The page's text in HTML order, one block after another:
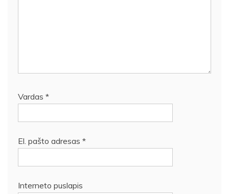
Vardas *
El. pašto adresas *
Interneto puslapis